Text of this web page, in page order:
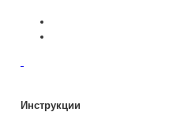
Инструкции